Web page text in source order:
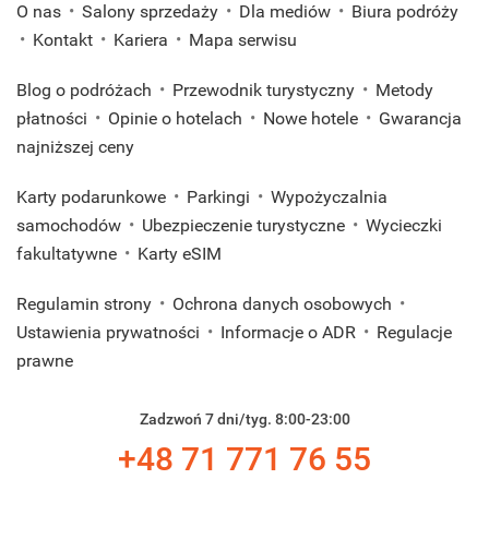
O nas Salony sprzedaży Dla mediów
Biura podróży
Kontakt
Kariera Mapa serwisu
Blog o podróżach Przewodnik turystyczny
Metody
płatności
Opinie o hotelach Nowe hotele
Gwarancja
najniższej ceny
Karty podarunkowe Parkingi
Wypożyczalnia
samochodów
Ubezpieczenie turystyczne
Wycieczki
fakultatywne
Karty eSIM
Regulamin strony
Ochrona danych osobowych
Ustawienia prywatności
Informacje o ADR
Regulacje
prawne
Zadzwoń 7 dni/tyg. 8:00-23:00
+48 71 771 76 55